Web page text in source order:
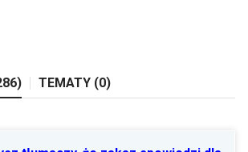
) TEMATY (0)